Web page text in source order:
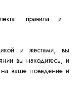
правила и
и жестами, вы
вы находитесь, и
ваше поведение и